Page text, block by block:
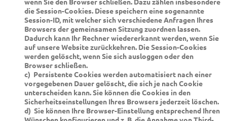
die Session-Cookies. Diese speichern eine sogenannte
Session-ID, mit welcher sich verschiedene Anfragen Ihres
Browsers der gemeinsamen Sitzung zuordnen lassen.
Dadurch kann Ihr Rechner wiedererkannt werden, wenn Sie
auf unsere Website zurückkehren. Die Session-Cookies
werden gelöscht, wenn Sie sich ausloggen oder den
Browser schließen.
c) Persistente Cookies werden automatisiert nach einer
vorgegebenen Dauer gelöscht, die sich je nach Cookie
unterscheiden kann. Sie können die Cookies in den
Sicherheitseinstellungen Ihres Browsers jederzeit löschen.
d) Sie können Ihre Browser-Einstellung entsprechend Ihren